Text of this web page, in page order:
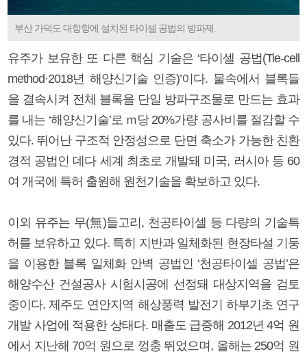
부산 가덕도 대항항에 설치된 타이셀 공법의 방파제.
유주가 보유한 또 다른 핵심 기술은 ‘타이셀 공법(Tie-cell
method·2018년 해양신기술 인증)’이다. 물속에서 블록들
을 결속시켜 전체 블록을 단일 방파구조물로 만드는 효과
를 내는 ‘해양신기술’로 ｍ당 20%가량 공사비를 절감할 수
있다. 뛰어난 구조적 안정성으로 단면 축소가 가능한 친환
경적 공법인 데다 세계 최초로 개발돼 미국, 러시아 등 60
여 개국에 특허 출원해 원천기술을 확보하고 있다.
이외 유주는 무(無)들고리, 천공타이셀 등 다량의 기술특
허를 보유하고 있다. 특히 지반과 일체화된 현장타설 기둥
을 이용한 블록 일체화 안벽 공법인 ‘천공타이셀 공법’은
해양수산 건설공사 시험시공에 선정돼 대상지역을 검토
중이다. 제주도 연안지역 해상풍력 발전기 하부기초 연구
개발 사업에 적용한 상태다. 매출도 급증해 2012년 4억 원
에서 지난해 70억 원으로 껑충 뛰었으며, 올해는 250억 원